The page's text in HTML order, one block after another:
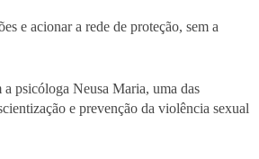
e acionar a rede de proteção, sem a
psicóloga Neusa Maria, uma das
e prevenção da violência sexual